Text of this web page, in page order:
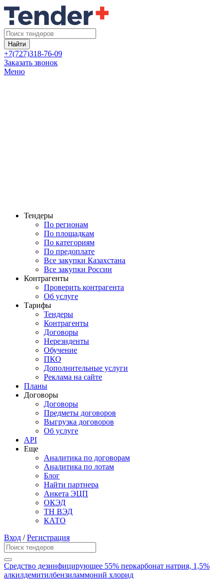
Найти
+7(727)318-76-09
Заказать звонок
Меню
Тендеры
По регионам
По площадкам
По категориям
По предоплате
Все закупки Казахстана
Все закупки России
Контрагенты
Проверить контрагента
Об услуге
Тарифы
Тендеры
Контрагенты
Договоры
Нерезиденты
Обучение
ПКО
Дополнительные услуги
Реклама на сайте
Планы
Договоры
Договоры
Предметы договоров
Выгрузка договоров
Об услуге
API
Еще
Аналитика по договорам
Аналитика по лотам
Блог
Найти партнера
Анкета ЭЦП
ОКЭД
ТН ВЭД
КАТО
Вход /Регистрация
Средство дезинфицирующее 55% перкарбонат натрия, 1,5%
алкилдемитилбензиламмоний хлорид